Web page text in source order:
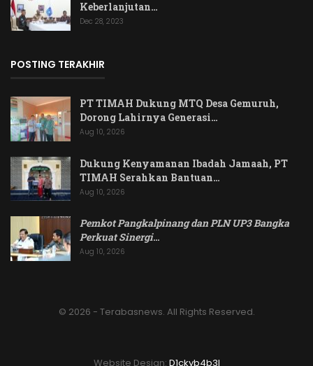
Keberlanjutan…
Dec 28, 2023
POSTING TERAKHIR
PT TIMAH Dukung MTQ Desa Gemuruh,
Dorong Lahirnya Generasi…
Aug 10, 2026
Dukung Kenyamanan Ibadah Jamaah, PT
TIMAH Serahkan Bantuan…
Aug 10, 2026
Pemkot Pangkalpinang dan PLN UP3 Bangka
Perkuat Sinergi…
Aug 10, 2026
© 2026 - Terabasnews. All Rights Reserved.
Website Design: D1ckyb4b3l